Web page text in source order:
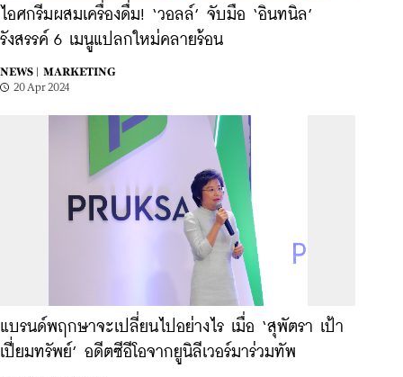
ไอศกรีมผสมเครื่องดื่ม! ‘วอลล์’ จับมือ ‘อินทนิล’
รังสรรค์ 6 เมนูแปลกใหม่คลายร้อน
NEWS |
MARKETING
20 Apr 2024
แบรนด์พฤกษาจะเปลี่ยนไปอย่างไร เมื่อ ‘สุพัตรา เป้า
เปี่ยมทรัพย์’ อดีตซีอีโอจากยูนิลีเวอร์มาร่วมทัพ